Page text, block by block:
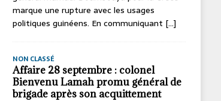
marque une rupture avec les usages
politiques guinéens. En communiquant [...]
NON CLASSÉ
Affaire 28 septembre : colonel
Bienvenu Lamah promu général de
brigade après son acquittement